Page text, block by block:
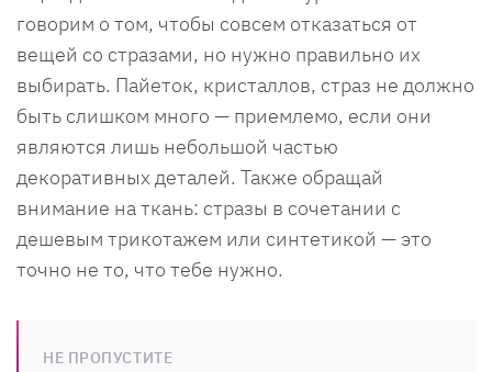
говорим о том, чтобы совсем отказаться от
вещей со стразами, но нужно правильно их
выбирать. Пайеток, кристаллов, страз не должно
быть слишком много — приемлемо, если они
являются лишь небольшой частью
декоративных деталей. Также обращай
внимание на ткань: стразы в сочетании с
дешевым трикотажем или синтетикой — это
точно не то, что тебе нужно.
НЕ ПРОПУСТИТЕ